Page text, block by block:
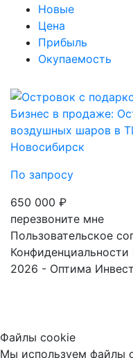
Новые
Цена
Прибыль
Окупаемость
Бизнес в продаже:
воздушных шаров в
Новосибирск
По запросу
650 000 ₽
перезвоните мне
Пользовательское
Конфиденциальности
2026 - Оптима
Файлы cookie
Мы используем файлы